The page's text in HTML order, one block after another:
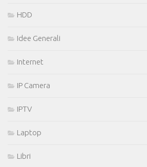
HDD
Idee Generali
Internet
IP Camera
IPTV
Laptop
Libri